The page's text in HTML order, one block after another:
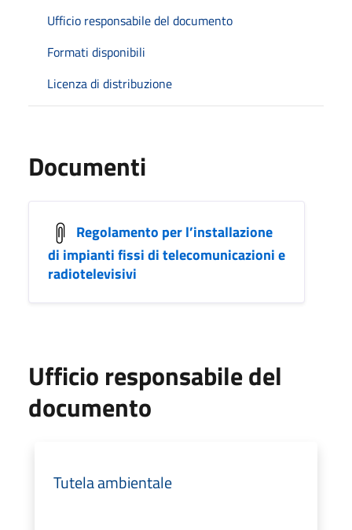
Ufficio responsabile del documento
Formati disponibili
Licenza di distribuzione
Documenti
Regolamento per l’installazione
di impianti fissi di telecomunicazioni e
radiotelevisivi
Ufficio responsabile del
documento
Tutela ambientale